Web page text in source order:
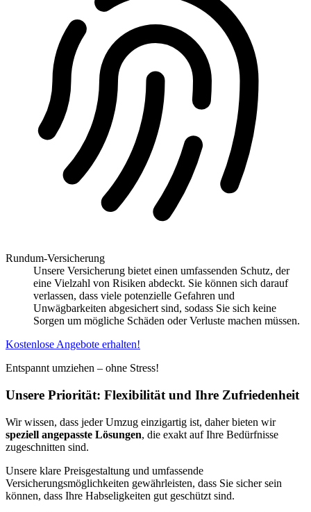
Rundum-Versicherung
Unsere Versicherung bietet einen umfassenden Schutz, der
eine Vielzahl von Risiken abdeckt. Sie können sich darauf
verlassen, dass viele potenzielle Gefahren und
Unwägbarkeiten abgesichert sind, sodass Sie sich keine
Sorgen um mögliche Schäden oder Verluste machen müssen.
Kostenlose Angebote erhalten!
Entspannt umziehen – ohne Stress!
Unsere Priorität: Flexibilität und Ihre Zufriedenheit
Wir wissen, dass jeder Umzug einzigartig ist, daher bieten wir
speziell angepasste Lösungen, die exakt auf Ihre Bedürfnisse
zugeschnitten sind.
Unsere klare Preisgestaltung und umfassende
Versicherungsmöglichkeiten gewährleisten, dass Sie sicher sein
können, dass Ihre Habseligkeiten gut geschützt sind.